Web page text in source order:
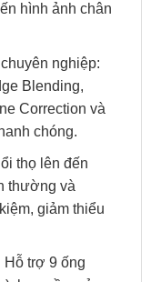
hình ảnh chân
nghiệp:
Blending,
Correction và
chóng.
thọ lên đến
thường và
giảm thiểu
Hỗ trợ 9 ống